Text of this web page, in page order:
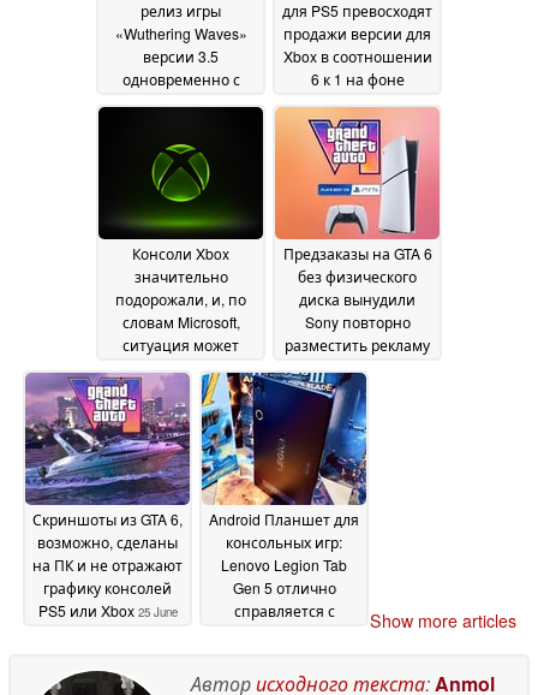
релиз игры
«Wuthering Waves»
версии 3.5
одновременно с
для PS5 превосходят
продажи версии для
Xbox в соотношении
6 к 1 на фоне
повышения цен на
консоли27 June 2026
Консоли Xbox
значительно
подорожали, и, по
словам Microsoft,
ситуация может
26 June
Предзаказы на GTA 6
без физического
диска вынудили
Sony повторно
разместить рекламу
консолью PS5
2026
Скриншоты из GTA 6,
возможно, сделаны
на ПК и не отражают
графику консолей
PS5 или Xbox 25 June
Android Планшет для
консольных игр:
Lenovo Legion Tab
Gen 5 отлично
справляется с
игр для x8615 June 2026
Show more articles
Авторисходного текста:Anmol